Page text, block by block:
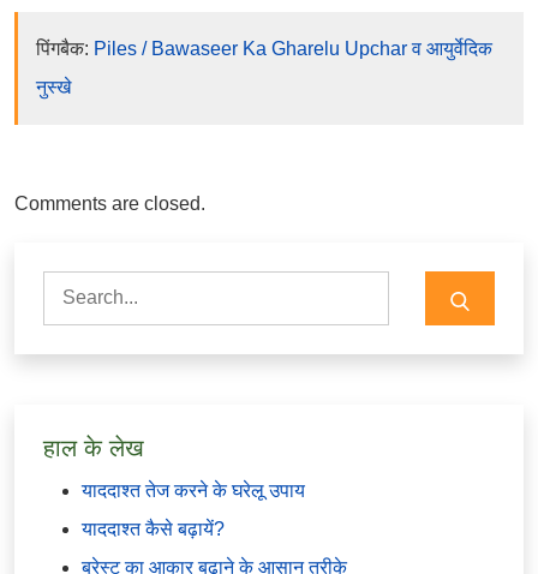
पिंगबैक: Piles / Bawaseer Ka Gharelu Upchar व आयुर्वेदिक
नुस्खे
Comments are closed.
Search
for:
हाल के लेख
याददाश्त तेज करने के घरेलू उपाय
याददाश्त कैसे बढ़ायें?
ब्रेस्ट का आकार बढ़ाने के आसान तरीके